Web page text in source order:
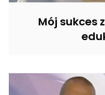
Mój sukces